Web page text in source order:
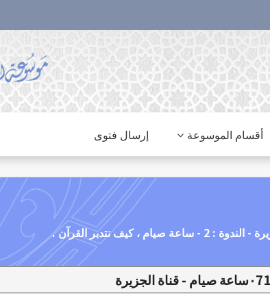
أقسام الموسوعة إرسال فتوى
، كيف نتدبر القرآن .
٠71ساعة صيام - قناة الجزيرة